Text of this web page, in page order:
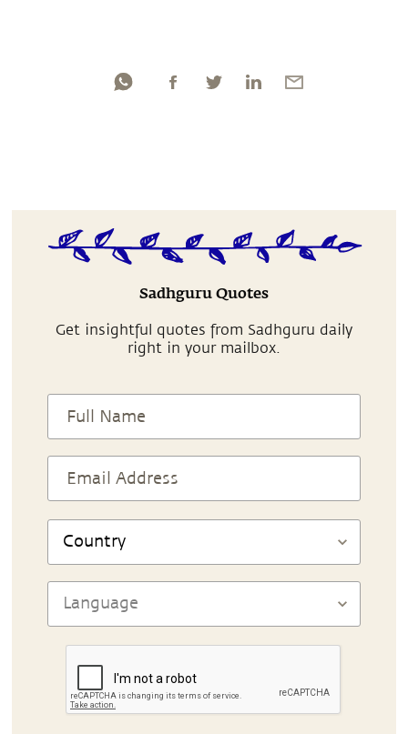
Sadhguru Quotes
Get insightful quotes from Sadhguru daily
right in your mailbox.